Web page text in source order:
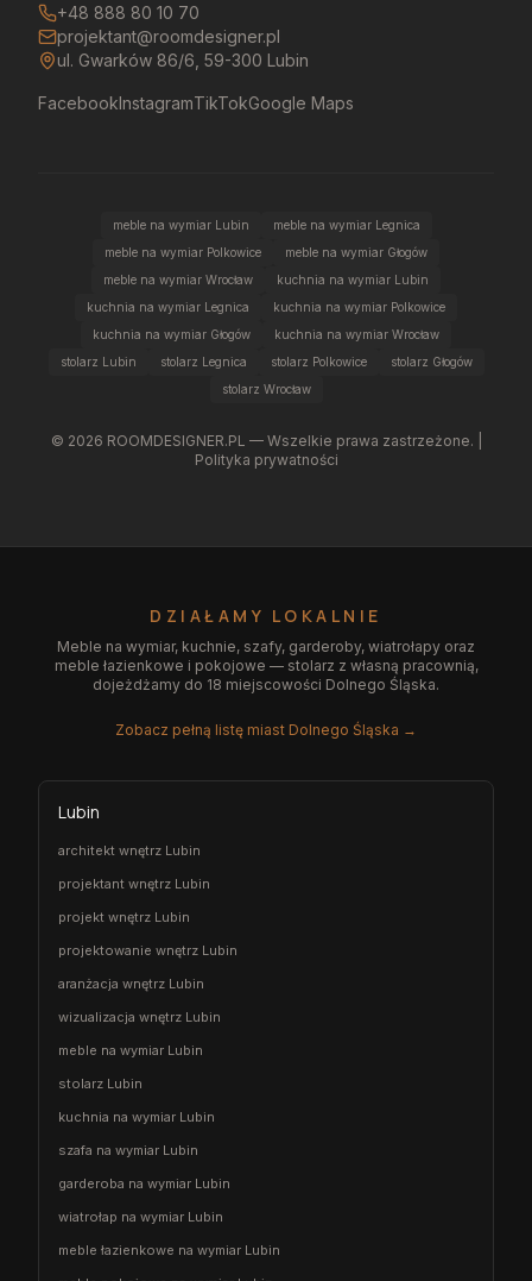
+48 888 80 10 70
projektant@roomdesigner.pl
ul. Gwarków 86/6, 59-300 Lubin
FacebookInstagramTikTokGoogle Maps
meble na wymiar Lubin
meble na wymiar Legnica
meble na wymiar Polkowice
meble na wymiar Głogów
meble na wymiar Wrocław
kuchnia na wymiar Lubin
kuchnia na wymiar Legnica
kuchnia na wymiar Polkowice
kuchnia na wymiar Głogów
kuchnia na wymiar Wrocław
stolarz Lubin
stolarz Legnica stolarz Polkowice
stolarz Głogów
stolarz Wrocław
© 2026 ROOMDESIGNER.PL — Wszelkie prawa zastrzeżone. |
Polityka prywatności
DZIAŁAMY LOKALNIE
Meble na wymiar, kuchnie, szafy, garderoby, wiatrołapy oraz
meble łazienkowe i pokojowe — stolarz z własną pracownią,
dojeżdżamy do 18 miejscowości Dolnego Śląska.
Zobacz pełną listę miast Dolnego Śląska →
Lubin
architekt wnętrz Lubin
projektant wnętrz Lubin
projekt wnętrz Lubin
projektowanie wnętrz Lubin
aranżacja wnętrz Lubin
wizualizacja wnętrz Lubin
meble na wymiar Lubin
stolarz Lubin
kuchnia na wymiar Lubin
szafa na wymiar Lubin
garderoba na wymiar Lubin
wiatrołap na wymiar Lubin
meble łazienkowe na wymiar Lubin